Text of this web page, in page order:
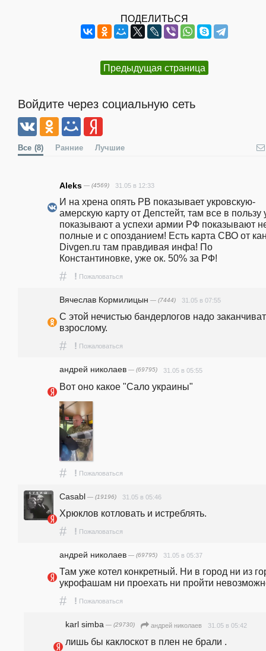
ПОДЕЛИТЬСЯ
Предыдущая страница
Войдите через социальную сеть
Все (8) Ранние Лучшие
Aleks — (4569) 31.05 в 12:33
И на хрена опять РВ показывает укровскую-
амерскую карту от Депстейт, там все в пользу
показывают а успехи армии РФ показывают
полные и с опозданием! Есть карта СВО от
Divgen.ru там правдивая инфа! По
Константиновке, уже ок. 50% за РФ!
# ! Пожаловаться
Вячеслав Кормилицын — (7444) 31.05 в 07:55
С этой нечистью бандерлогов надо
взрослому.
# ! Пожаловаться
андpeй николаев — (69795) 31.05 в 05:55
Вот оно какое "Сало украины"
# ! Пожаловаться
Casabl — (19196) 31.05 в 05:46
Хрюклов котловать и истреблять.
# ! Пожаловаться
андpeй николаев — (69795) 31.05 в 05:37
Там уже котел конкретный. Ни в город ни из
укрофашам ни проехать ни пройти
# ! Пожаловаться
karl simba — (29730) андpeй николаев 31.05 в 05:42
лишь бы каклоскот в плен не брали .